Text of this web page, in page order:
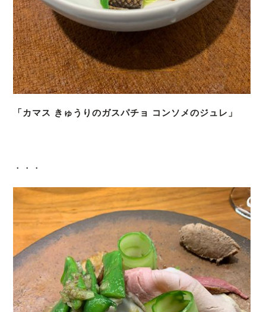
「カマス きゅうりのガスパチョ コンソメのジュレ」
・・・